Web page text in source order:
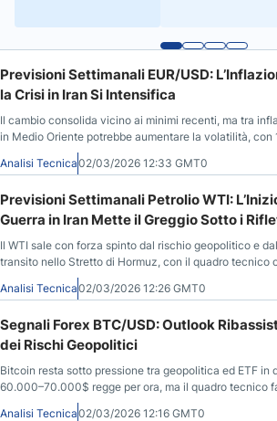
Previsioni Settimanali EUR/USD:
la Crisi in Iran Si Intensifica
Il cambio consolida vicino ai minimi recenti, ma tra
in Medio Oriente potrebbe aumentare la volatilità, con
Analisi Tecnica02/03/2026 12:33 GMT0
Previsioni Settimanali Petrolio WTI:
Guerra in Iran Mette il Greggio Sotto i
Il WTI sale con forza spinto dal rischio geopolitico e
transito nello Stretto di Hormuz, con il quadro tecnico
continuazione del trend finché la tensione resta alta.
Analisi Tecnica02/03/2026 12:26 GMT0
Segnali Forex BTC/USD: Outlook
dei Rischi Geopolitici
Bitcoin resta sotto pressione tra geopolitica ed ETF in
60.000–70.000$ regge per ora, ma il quadro tecnico
breakout ribassista.
Analisi Tecnica02/03/2026 12:16 GMT0